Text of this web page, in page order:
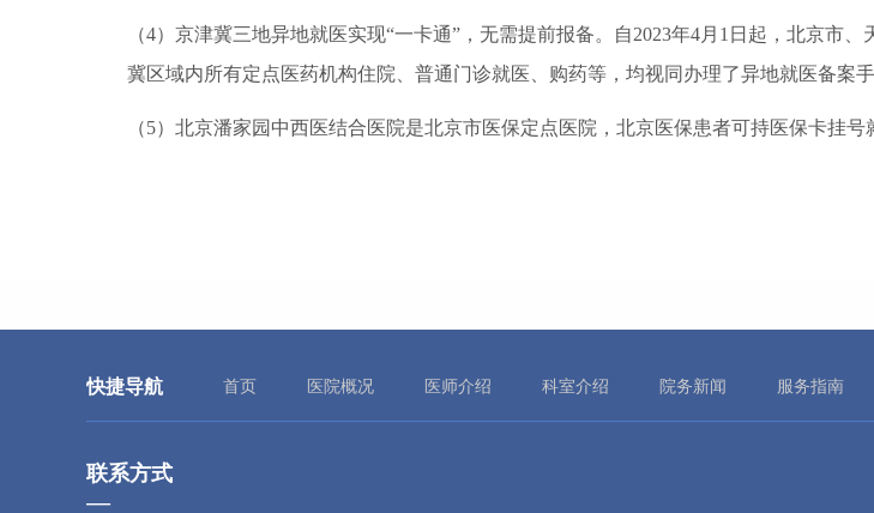
（4）京津冀三地异地就医实现“一卡通”，无需提前报备。自2023年4月1日起，北京市
冀区域内所有定点医药机构住院、普通门诊就医、购药等，均视同办理了异地就医备案
（5）北京潘家园中西医结合医院是北京市医保定点医院，北京医保患者可持医保卡挂号
快捷导航 首页 医院概况 医师介绍 科室介绍 院务新闻 服务指南
联系方式
—